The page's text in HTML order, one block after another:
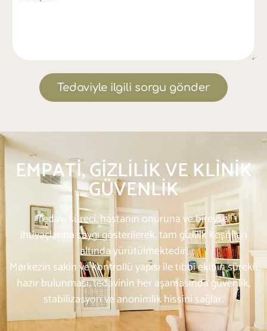
Tedaviyle ilgili sorgu gönder
EMPATI, GIZLILIK VE KLINIK
GÜVENLIK
Tedavi süreci, hastanın onuruna ve bireysel
ihtiyaçlarına saygı gösterilerek, tam gizlilik koşulları
altında yürütülmektedir.
Merkezin sakin ve kontrollü yapısı ile tıbbi ekibin sürekli
hazır bulunması, tedavinin her aşamasında güvenlik,
stabilizasyon ve anonimlik hissini sağlar.